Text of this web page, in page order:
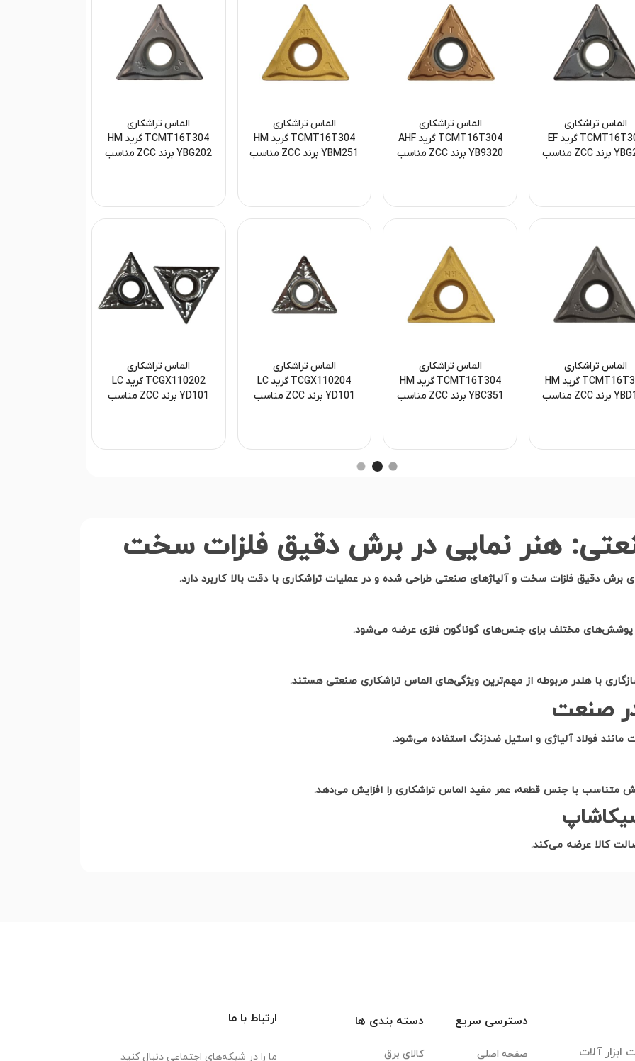
الماس تراشکاری
TCMT16T304 گرید EF
YBG202 برند ZCC مناسب
الماس تراشکاری
TCMT16T304 گرید AHF
YB9320 برند ZCC مناسب
الماس تراشکاری
TCMT16T304 گرید HM
YBM251 برند ZCC مناسب
الماس تراشکاری
TCMT16T304 گرید HM
YBG202 برند ZCC مناسب
الماس تراشکاری
TCMT16T304 گرید HM
YBD152 برند ZCC مناسب
الماس تراشکاری
TCMT16T304 گرید HM
YBC351 برند ZCC مناسب
الماس تراشکاری
TCGX110204 گرید LC
YD101 برند ZCC مناسب
الماس تراشکاری
TCGX110202 گرید LC
YD101 برند ZCC مناسب
هنر نمایی در برش دقیق فلزات سخت
برش دقیق فلزات سخت و آلیاژهای صنعتی طراحی شده و در عملیات تراشکاری با دقت بالا کاربرد دارد.
و پوشش‌های مختلف برای جنس‌های گوناگون فلزی عرضه می‌شود.
با هلدر مربوطه از مهم‌ترین ویژگی‌های الماس تراشکاری صنعتی هستند.
در صنعت
مانند فولاد آلیاژی و استیل ضدزنگ استفاده می‌شود.
با جنس قطعه، عمر مفید الماس تراشکاری را افزایش می‌دهد.
کالا عرضه می‌کند.
آلات
دسترسی سریع
صفحه اصلی
دسته بندی ها
کالای برق
ارتباط با ما
ما را در شبکه‌های اجتماعی دنبال کنید